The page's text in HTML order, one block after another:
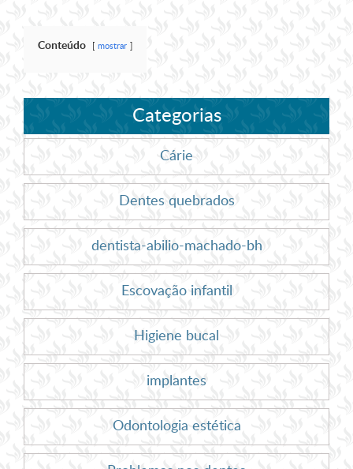
Conteúdo mostrar
Categorias
Cárie
Dentes quebrados
dentista-abilio-machado-bh
Escovação infantil
Higiene bucal
implantes
Odontologia estética